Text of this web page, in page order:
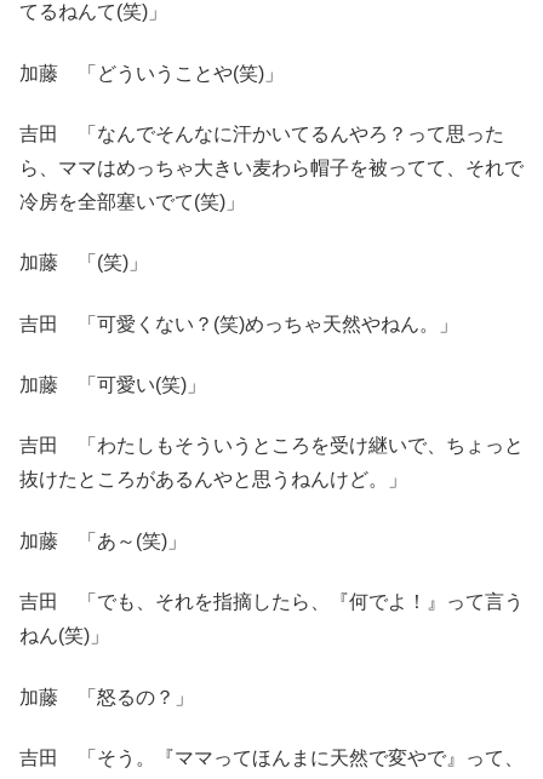
てるねんて(笑)」
加藤 「どういうことや(笑)」
吉田 「なんでそんなに汗かいてるんやろ？って思った
ら、ママはめっちゃ大きい麦わら帽子を被ってて、それで
冷房を全部塞いでて(笑)」
加藤 「(笑)」
吉田 「可愛くない？(笑)めっちゃ天然やねん。」
加藤 「可愛い(笑)」
吉田 「わたしもそういうところを受け継いで、ちょっと
抜けたところがあるんやと思うねんけど。」
加藤 「あ～(笑)」
吉田 「でも、それを指摘したら、『何でよ！』って言う
ねん(笑)」
加藤 「怒るの？」
吉田 「そう。『ママってほんまに天然で変やで』って、